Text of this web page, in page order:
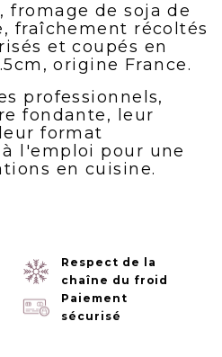
fromage de soja de
fraîchement récoltés
et coupés en
origine France.
professionnels,
fondante, leur
format
l'emploi pour une
en cuisine.
Respect de la
chaîne du froid
Paiement
sécurisé